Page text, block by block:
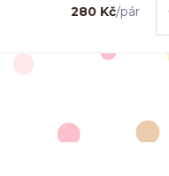
280 Kč/pár